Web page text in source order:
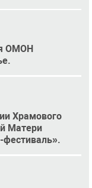
ОМОН
Храмового
Матери